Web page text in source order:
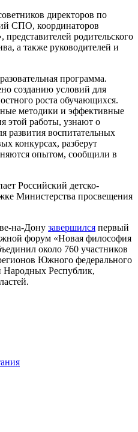
директоров по
СПО, координаторов
представителей родительского
а также руководителей и
программа.
созданию условий для
роста обучающихся.
методики и эффективные
этой работы, узнают о
развития воспитательных
конкурсах, разберут
опытом, сообщили в
Российский детско-
Министерства просвещения
на-Дону завершился первый
форум «Новая философия
около 760 участников
Южного федерального
Народных Республик,